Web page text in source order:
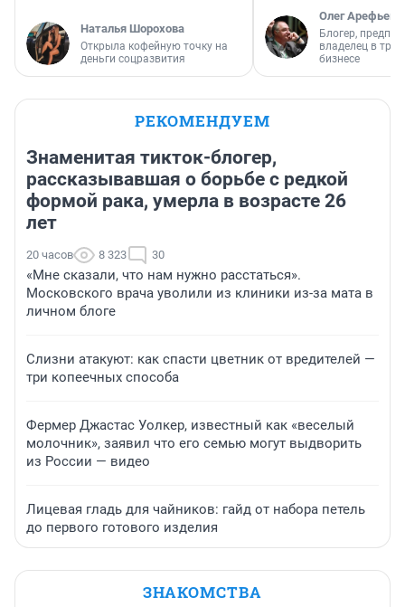
Наталья Шорохова
Открыла кофейную точку на
деньги соцразвития
Олег Арефьев
Блогер,
владелец в
бизнесе
РЕКОМЕНДУЕМ
Знаменитая тикток-блогер,
рассказывавшая о борьбе с редкой
формой рака, умерла в возрасте 26
лет
20 часов 8 323 30
«Мне сказали, что нам нужно расстаться».
Московского врача уволили из клиники из-за мата в
личном блоге
Слизни атакуют: как спасти цветник от вредителей —
три копеечных способа
Фермер Джастас Уолкер, известный как «веселый
молочник», заявил что его семью могут выдворить
из России — видео
Лицевая гладь для чайников: гайд от набора петель
до первого готового изделия
ЗНАКОМСТВА